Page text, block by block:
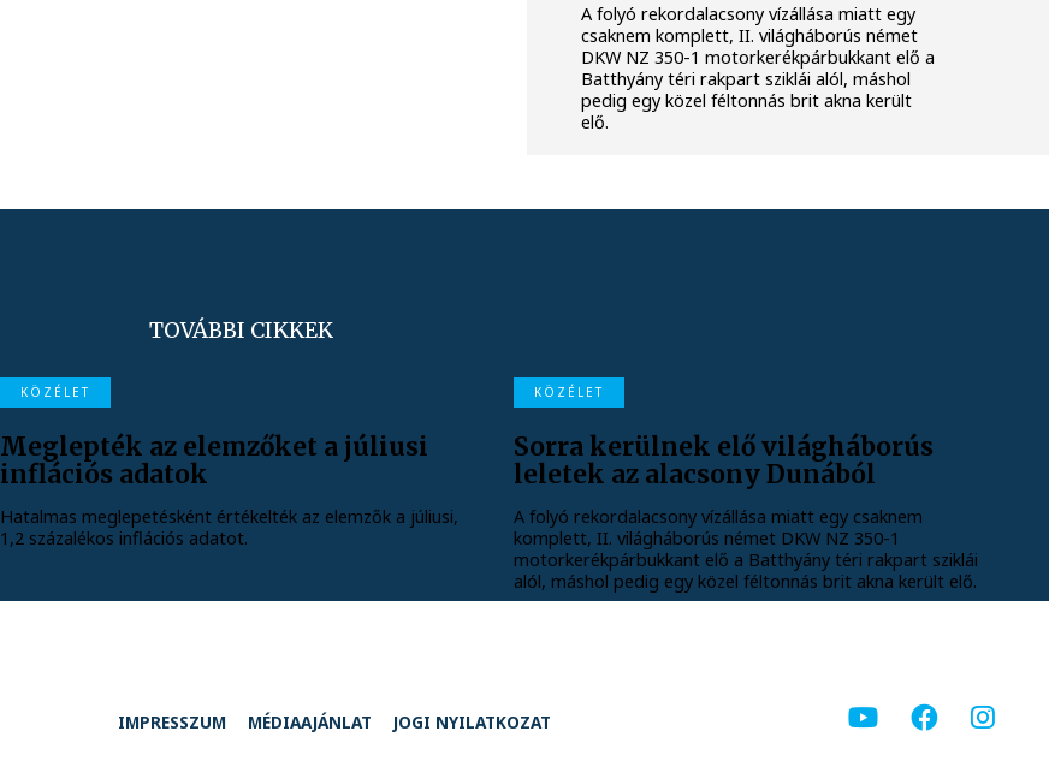
A folyó rekordalacsony vízállása miatt egy
csaknem komplett, II. világháborús német
DKW NZ 350-1 motorkerékpárbukkant elő a
Batthyány téri rakpart sziklái alól, máshol
pedig egy közel féltonnás brit akna került
elő.
TOVÁBBI CIKKEK
KÖZÉLET
Meglepték az elemzőket a júliusi
inflációs adatok
Hatalmas meglepetésként értékelték az elemzők a júliusi,
1,2 százalékos inflációs adatot.
KÖZÉLET
Sorra kerülnek elő világháborús
leletek az alacsony Dunából
A folyó rekordalacsony vízállása miatt egy csaknem
komplett, II. világháborús német DKW NZ 350-1
motorkerékpárbukkant elő a Batthyány téri rakpart sziklái
alól, máshol pedig egy közel féltonnás brit akna került elő.
IMPRESSZUM MÉDIAAJÁNLAT JOGI NYILATKOZAT